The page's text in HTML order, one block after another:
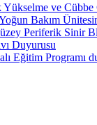
Yükselme ve
Bakım
Periferik Sinir
Duyurusu
Eğitim Programı